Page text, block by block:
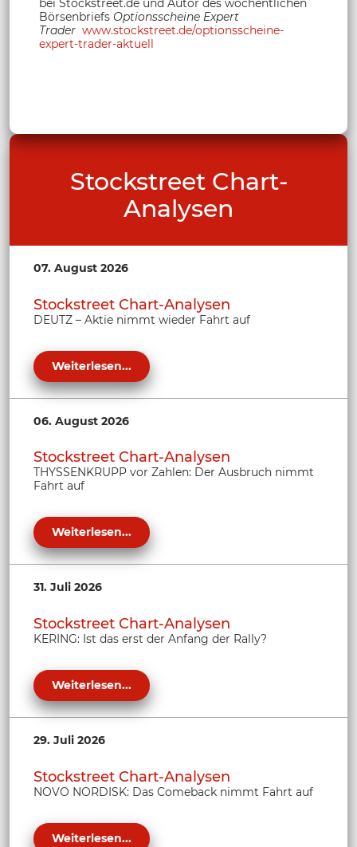
bei Stockstreet.de und Autor des wöchentlichen
Börsenbriefs Optionsscheine Expert
Trader www.stockstreet.de/optionsscheine-
expert-trader-aktuell
Stockstreet Chart-
Analysen
07. August 2026
Stockstreet Chart-Analysen
DEUTZ – Aktie nimmt wieder Fahrt auf
Weiterlesen...
06. August 2026
Stockstreet Chart-Analysen
THYSSENKRUPP vor Zahlen: Der Ausbruch nimmt
Fahrt auf
Weiterlesen...
31. Juli 2026
Stockstreet Chart-Analysen
KERING: Ist das erst der Anfang der Rally?
Weiterlesen...
29. Juli 2026
Stockstreet Chart-Analysen
NOVO NORDISK: Das Comeback nimmt Fahrt auf
Weiterlesen...